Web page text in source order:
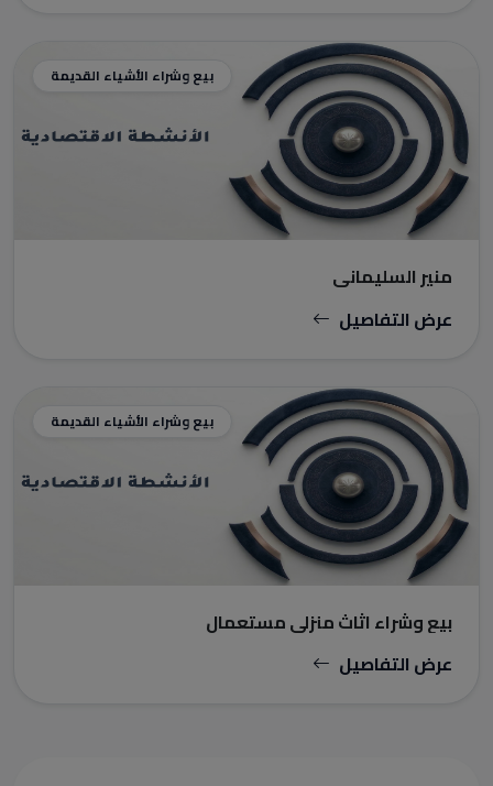
بيع وشراء الأشياء القديمة
منير السليماني
عرض التفاصيل
بيع وشراء الأشياء القديمة
بيع وشراء اثاث منزلي مستعمال
عرض التفاصيل